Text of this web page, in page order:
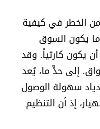
الخطر في كيفية
يكون السوق
يكون كارثياً. وقد
إلى حدٍّ ما، يُعد
سهولة الوصول
إذ أن التنظيم